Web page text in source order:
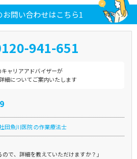
お問い合わせはこちら1
941-651
ャリアアドバイザーが
細についてご案内いたします
団魚川医院 の作業療法士
で、詳細を教えていただけますか？」